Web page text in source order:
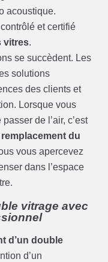
acoustique.
et certifié
vitres.
se succèdent. Les
solutions
des clients et
Lorsque vous
de l’air, c’est
remplacement du
vous apercevez
dans l’espace
vitrage avec
d’un double
d’un